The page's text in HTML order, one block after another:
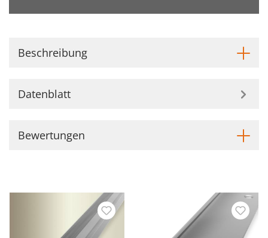
Beschreibung
Datenblatt
Bewertungen